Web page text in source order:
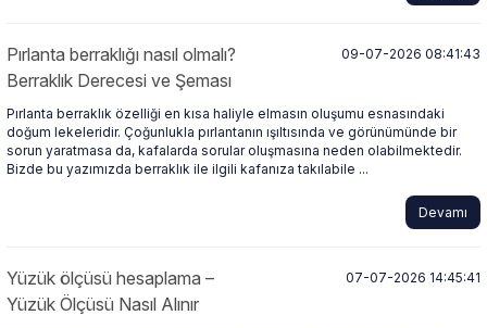
Pırlanta berraklığı nasıl olmalı?
Berraklık Derecesi ve Şeması
09-07-2026 08:41:43
Pırlanta berraklık özelliği en kısa haliyle elmasın oluşumu esnasındaki
doğum lekeleridir. Çoğunlukla pırlantanın ışıltısında ve görünümünde bir
sorun yaratmasa da, kafalarda sorular oluşmasına neden olabilmektedir.
Bizde bu yazımızda berraklık ile ilgili kafanıza takılabile ...
Devamı
Yüzük ölçüsü hesaplama –
Yüzük Ölçüsü Nasıl Alınır
07-07-2026 14:45:41